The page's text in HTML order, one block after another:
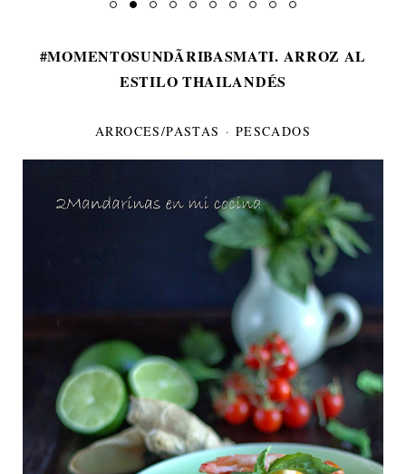
#MOMENTOSUNDÃRIBASMATI. ARROZ AL
ESTILO THAILANDÉS
ARROCES/PASTAS · PESCADOS